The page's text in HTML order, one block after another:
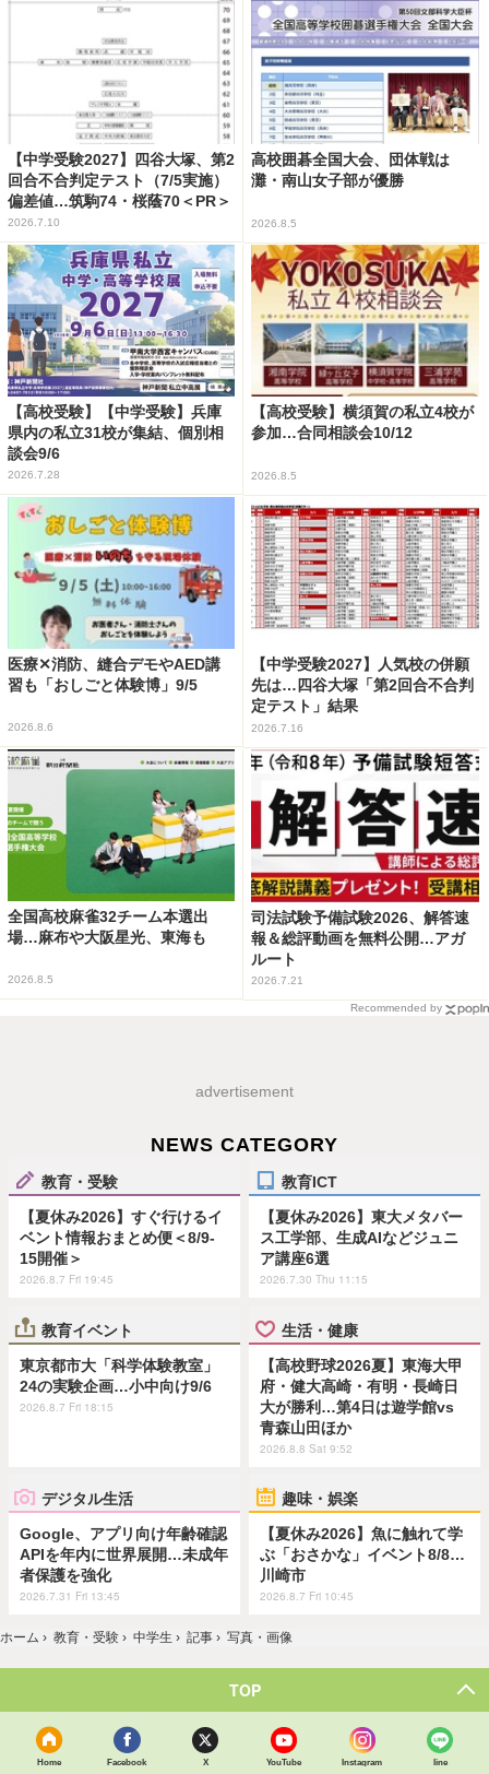
【中学受験2027】四谷大塚、第2
回合不合判定テスト（7/5実施）
偏差値…筑駒74・桜蔭70＜PR＞
2026.7.10
高校囲碁全国大会、団体戦は
灘・南山女子部が優勝
2026.8.5
【高校受験】【中学受験】兵庫
県内の私立31校が集結、個別相
談会9/6
2026.7.28
【高校受験】横須賀の私立4校が
参加…合同相談会10/12
2026.8.5
医療✕消防、縫合デモやAED講
習も「おしごと体験博」9/5
2026.8.6
【中学受験2027】人気校の併願
先は…四谷大塚「第2回合不合判
定テスト」結果
2026.7.16
全国高校麻雀32チーム本選出
場…麻布や大阪星光、東海も
2026.8.5
司法試験予備試験2026、解答速
報＆総評動画を無料公開…アガ
ルート
2026.7.21
Recommended by
advertisement
NEWS CATEGORY
教育・受験
【夏休み2026】すぐ行けるイ
ベント情報おまとめ便＜8/9-
15開催＞
2026.8.7 Fri 19:45
教育ICT
【夏休み2026】東大メタバー
ス工学部、生成AIなどジュニ
ア講座6選
2026.7.30 Thu 11:15
教育イベント
東京都市大「科学体験教室」
24の実験企画…小中向け9/6
2026.8.7 Fri 18:15
生活・健康
【高校野球2026夏】東海大甲
府・健大高崎・有明・長崎日
大が勝利…第4日は遊学館vs
青森山田ほか
2026.8.8 Sat 9:52
デジタル生活
Google、アプリ向け年齢確認
APIを年内に世界展開…未成年
者保護を強化
2026.7.31 Fri 13:45
趣味・娯楽
【夏休み2026】魚に触れて学
ぶ「おさかな」イベント8/8…
川崎市
2026.8.7 Fri 10:45
ホーム › 教育・受験 › 中学生 › 記事 › 写真・画像
TOP
Home Facebook X YouTube Instagram line